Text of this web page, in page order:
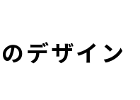
デザイン